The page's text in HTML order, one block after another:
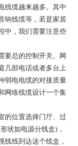
线缆越来越多。其中
响线缆等，若是家居
中，我们需要注意些
总的控制开关。网
几部电话或者多台上
弱电电缆的对接质量
网络线缆设计一个集
位置选择门厅、过
状如电源分线盒)，
线线到达这个线盒，